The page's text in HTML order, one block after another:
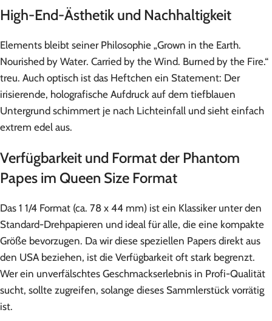
High-End-Ästhetik und Nachhaltigkeit
Elements bleibt seiner Philosophie „Grown in the Earth.
Nourished by Water. Carried by the Wind. Burned by the Fire.“
treu. Auch optisch ist das Heftchen ein Statement: Der
irisierende, holografische Aufdruck auf dem tiefblauen
Untergrund schimmert je nach Lichteinfall und sieht einfach
extrem edel aus.
Verfügbarkeit und Format der Phantom
Papes im Queen Size Format
Das 1 1/4 Format (ca. 78 x 44 mm) ist ein Klassiker unter den
Standard-Drehpapieren und ideal für alle, die eine kompakte
Größe bevorzugen. Da wir diese speziellen Papers direkt aus
den USA beziehen, ist die Verfügbarkeit oft stark begrenzt.
Wer ein unverfälschtes Geschmackserlebnis in Profi-Qualität
sucht, sollte zugreifen, solange dieses Sammlerstück vorrätig
ist.